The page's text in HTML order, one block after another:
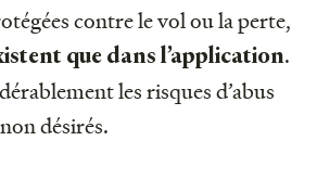
contre le vol ou la perte,
que dans l’application.
les risques d’abus
désirés.